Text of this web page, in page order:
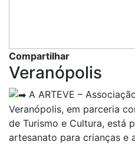
Compartilhar
Veranópolis
A ARTEVE –
Veranópolis, em parceria
de Turismo e Cultura, está
artesanato para crianças e